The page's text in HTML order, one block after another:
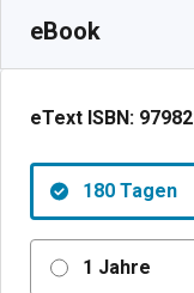
eBook
eText ISBN:
180 Tagen
1 Jahre